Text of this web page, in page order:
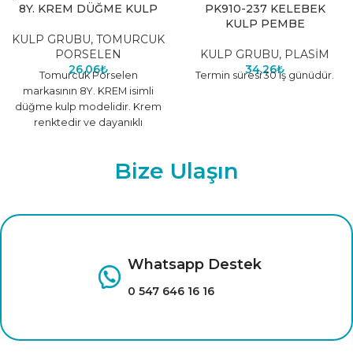
8Y. KREM DÜĞME KULP
KULP GRUBU, TOMURCUK
PORSELEN
26,06₺
Tomurcuk Porselen
markasının 8Y. KREM isimli
düğme kulp modelidir. Krem
renktedir ve dayanıklı
PK910-237 KELEBEK
KULP PEMBE
KULP GRUBU, PLASİM
34,26₺
Termin süresi 30 iş günüdür.
Bize Ulaşın
Whatsapp Destek
0 547 646 16 16